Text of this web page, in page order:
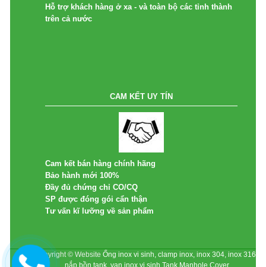
Hỗ trợ khách hàng ở xa - và toàn bộ các tỉnh thành
trên cả nước
CAM KẾT UY TÍN
Cam kết bán hàng chính hãng
Bảo hành mới 100%
Đầy đủ chứng chỉ CO/CQ
SP được đóng gói cẩn thận
Tư vấn kĩ lưỡng về sản phẩm
Copyright © Website Ống inox vi sinh, clamp inox, inox 304, inox 316
, nắp bồn tank, van inox vi sinh,Tank Manhole Cover